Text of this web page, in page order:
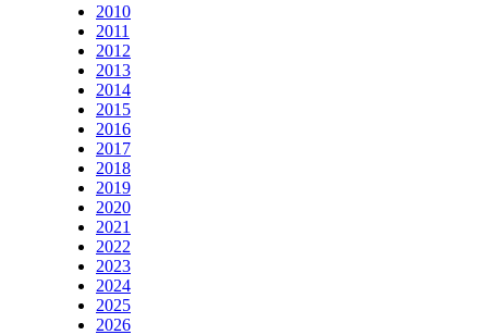
2010
2011
2012
2013
2014
2015
2016
2017
2018
2019
2020
2021
2022
2023
2024
2025
2026